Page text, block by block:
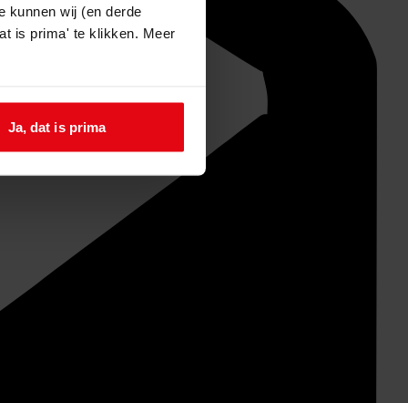
kunnen wij (en derde
is prima' te klikken. Meer
Ja, dat is prima